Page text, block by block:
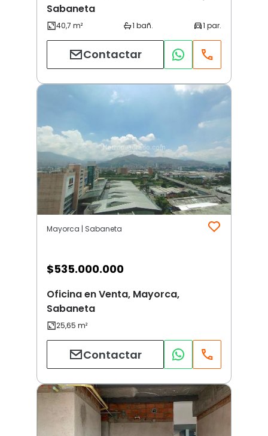
Sabaneta
Contactar
Mayorca | Sabaneta
$535.000.000
Oficina en Venta, Mayorca,
Sabaneta
Contactar